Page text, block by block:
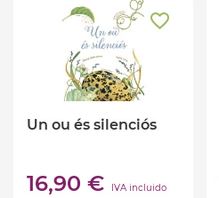
Un ou és silenciós
16,90 € IVA incluido